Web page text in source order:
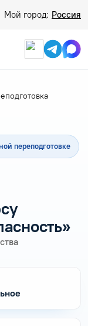
Мой город: Россия
переподготовке